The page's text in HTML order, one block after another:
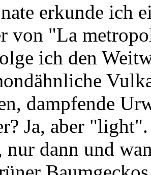
erkunde ich
von "La
ich den
dampfende
Ja, aber
nur dann und